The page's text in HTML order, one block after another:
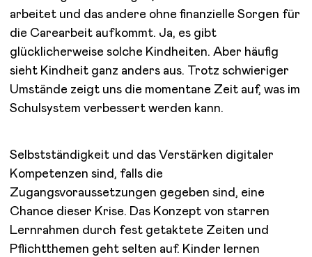
arbeitet und das andere ohne finanzielle Sorgen für
die Carearbeit aufkommt. Ja, es gibt
glücklicherweise solche Kindheiten. Aber häufig
sieht Kindheit ganz anders aus. Trotz schwieriger
Umstände zeigt uns die momentane Zeit auf, was im
Schulsystem verbessert werden kann.
Selbstständigkeit und das Verstärken digitaler
Kompetenzen sind, falls die
Zugangsvoraussetzungen gegeben sind, eine
Chance dieser Krise. Das Konzept von starren
Lernrahmen durch fest getaktete Zeiten und
Pflichtthemen geht selten auf. Kinder lernen